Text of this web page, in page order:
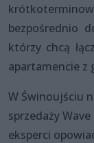
bezpośrednio
którzy chcą
apartamencie
W Świnoujściu
sprzedaży
eksperci